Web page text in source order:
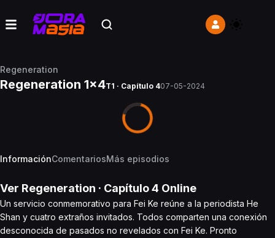
Regeneration
Regeneration 1x4T1 · Capítulo 407-05-2024
InformaciónComentariosMás episodios
Ver Regeneration · Capítulo4 Online
Un servicio conmemorativo para Fei Ke reúne a la periodista He
Shan y cuatro extraños invitados. Todos comparten una conexión
desconocida de pasados no revelados con Fei Ke. Pronto